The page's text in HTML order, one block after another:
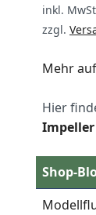
inkl.
zzgl.
Mehr
Hier
Shop-